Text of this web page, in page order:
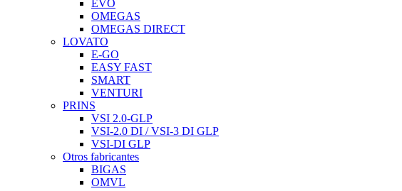
EVO
OMEGAS
OMEGAS DIRECT
LOVATO
E-GO
EASY FAST
SMART
VENTURI
PRINS
VSI 2.0-GLP
VSI-2.0 DI / VSI-3 DI GLP
VSI-DI GLP
Otros fabricantes
BIGAS
OMVL